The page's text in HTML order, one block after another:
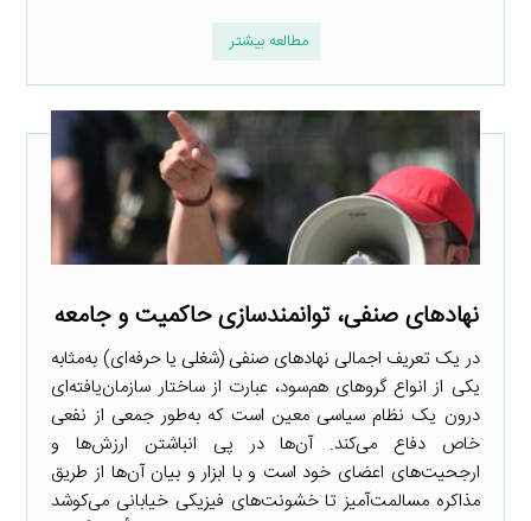
مطالعه بیشتر
نهادهای صنفی، توانمندسازی حاکمیت و جامعه
در یک تعریف اجمالی نهادهای صنفی (شغلی یا حرفه‌ای) به‌مثابه
یکی از انواع گروهای هم‌سود، عبارت از ساختار سازمان‌یافته‌ای
درون یک نظام سیاسی معین است که به‌طور جمعی از نفعی
خاص دفاع می‌کند. آن‌ها در پی انباشتن ارزش‌ها و
ارجحیت‌های اعضای خود است و با ابزار و بیان آن‌ها از طریق
مذاکره مسالمت‌آمیز تا خشونت‌های فیزیکی خیابانی می‌کوشد